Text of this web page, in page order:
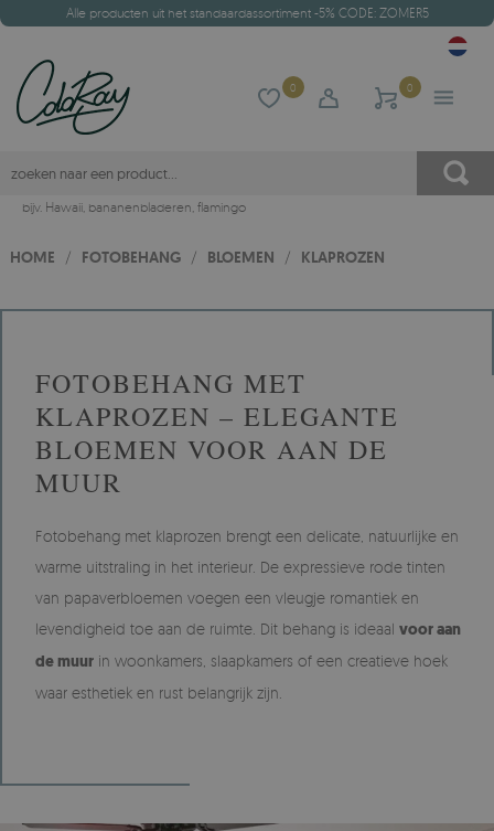
Alle producten uit het standaardassortiment -5% CODE: ZOMER5
0 0
bijv. Hawaii, bananenbladeren, flamingo
HOME / FOTOBEHANG / BLOEMEN / KLAPROZEN
FOTOBEHANG MET
KLAPROZEN – ELEGANTE
BLOEMEN VOOR AAN DE
MUUR
Fotobehang met klaprozen brengt een delicate, natuurlijke en
warme uitstraling in het interieur. De expressieve rode tinten
van papaverbloemen voegen een vleugje romantiek en
levendigheid toe aan de ruimte. Dit behang is ideaal voor aan
de muur in woonkamers, slaapkamers of een creatieve hoek
waar esthetiek en rust belangrijk zijn.